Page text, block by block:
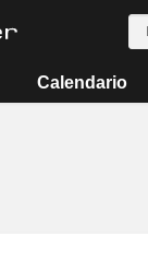
Calendario